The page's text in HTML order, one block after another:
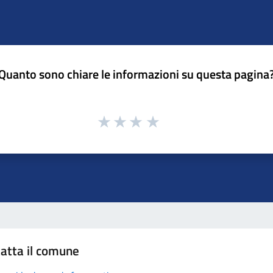
sono chiare le informazioni su questa
il comune